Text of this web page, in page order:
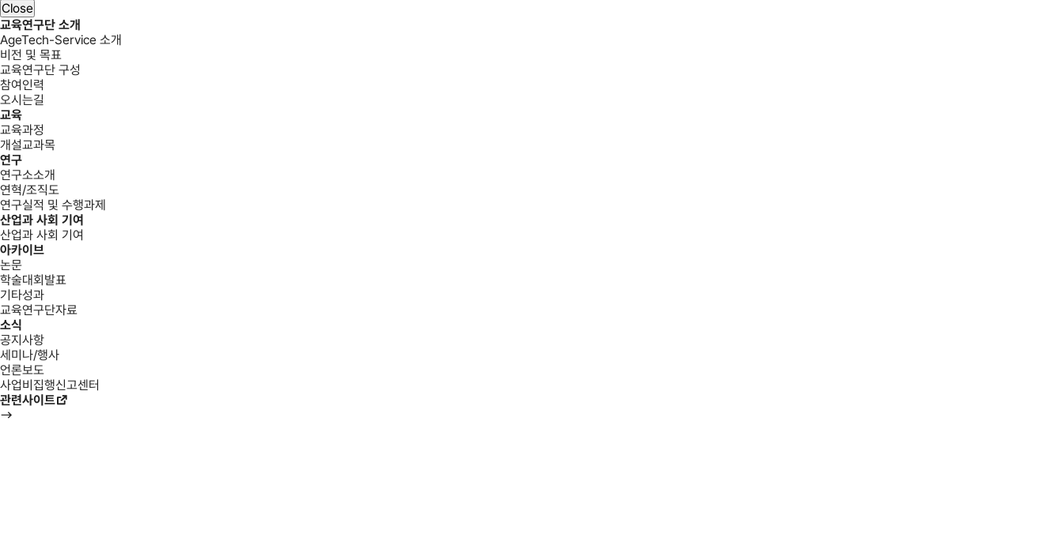
Close
교육연구단 소개
AgeTech-Service 소개
비전 및 목표
교육연구단 구성
참여인력
오시는길
교육
교육과정
개설교과목
연구
연구소소개
연혁/조직도
연구실적 및 수행과제
산업과 사회 기여
산업과 사회 기여
아카이브
논문
학술대회발표
기타성과
교육연구단자료
소식
공지사항
세미나/행사
언론보도
사업비집행신고센터
관련사이트